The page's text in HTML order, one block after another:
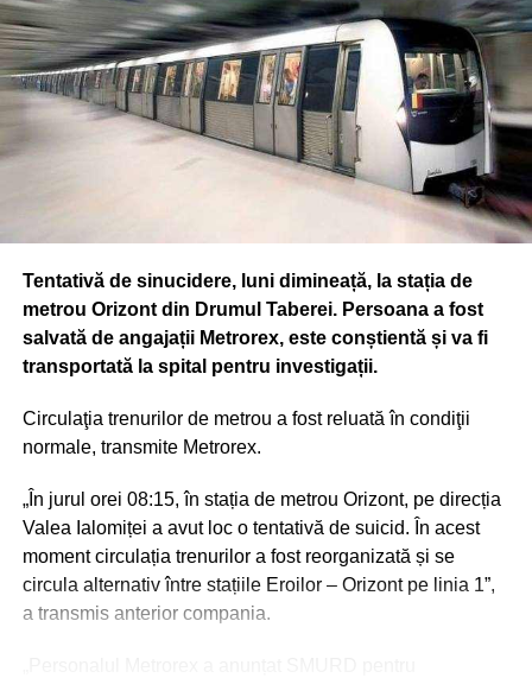
Tentativă de sinucidere, luni dimineață, la stația de
metrou Orizont din Drumul Taberei. Persoana a fost
salvată de angajații Metrorex, este conștientă și va fi
transportată la spital pentru investigații.
Circulaţia trenurilor de metrou a fost reluată în condiţii
normale, transmite Metrorex.
„În jurul orei 08:15, în stația de metrou Orizont, pe direcția
Valea Ialomiței a avut loc o tentativă de suicid. În acest
moment circulația trenurilor a fost reorganizată și se
circula alternativ între stațiile Eroilor – Orizont pe linia 1”,
a transmis anterior compania.